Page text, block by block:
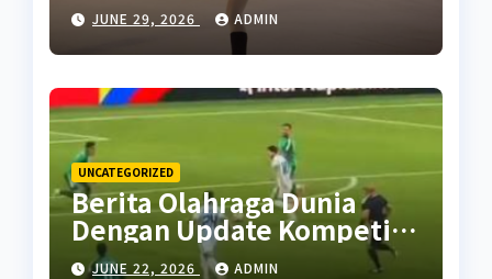
JUNE 29, 2026 ADMIN
UNCATEGORIZED
Berita Olahraga Dunia
Dengan Update Kompetisi
Terbaru
JUNE 22, 2026 ADMIN